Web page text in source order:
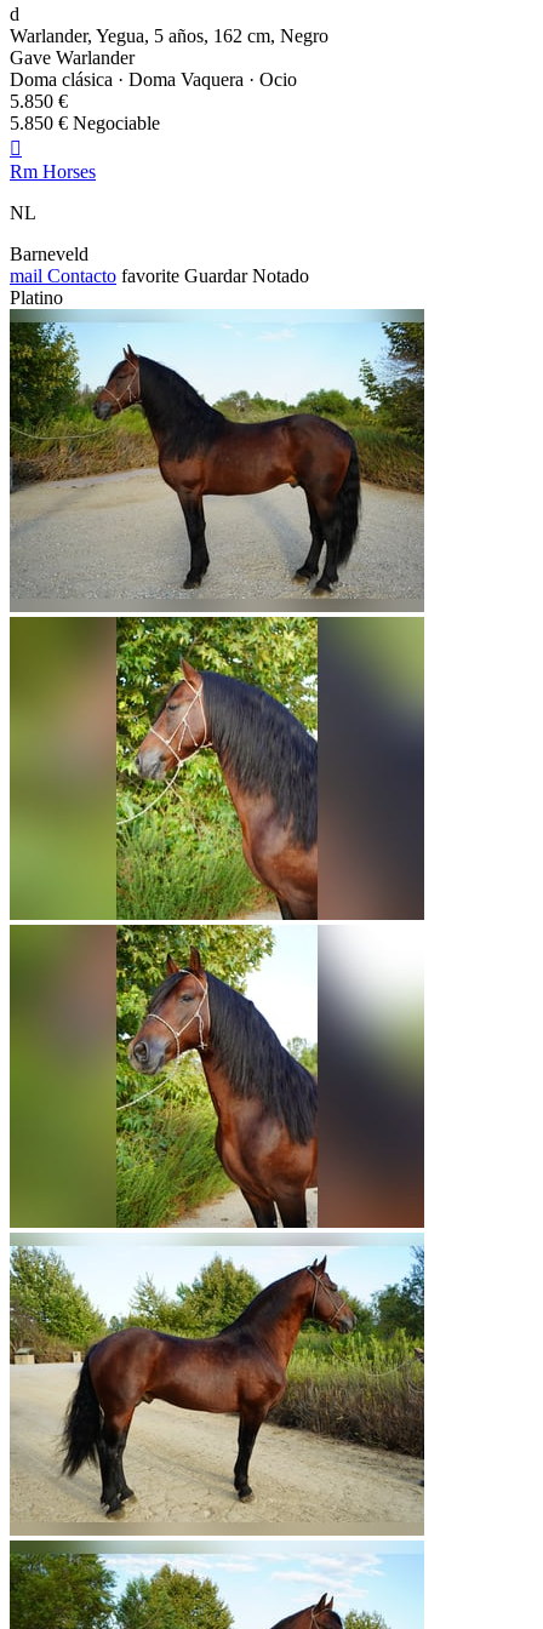
d
Warlander, Yegua, 5 años, 162 cm, Negro
Gave Warlander
Doma clásica · Doma Vaquera · Ocio
5.850 €
5.850 € Negociable

Rm Horses
NL
Barneveld
mail Contacto favorite Guardar Notado
Platino